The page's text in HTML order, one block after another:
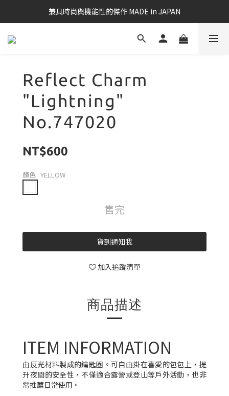
兼具時尚與機能性的傑作 MADE in JAPAN
Reflect Charm
"Lightning"
No.747020
NT$600
顏色 : YELLOW
售完
貨到通知我
加入追蹤清單
商品描述
ITEM INFORMATION
由反光材料製成的鑰匙圈。可自由掛在喜愛的包包上，提
升夜間的安全性，不僅適合露營或登山等戶外活動，也非
常推薦日常使用。